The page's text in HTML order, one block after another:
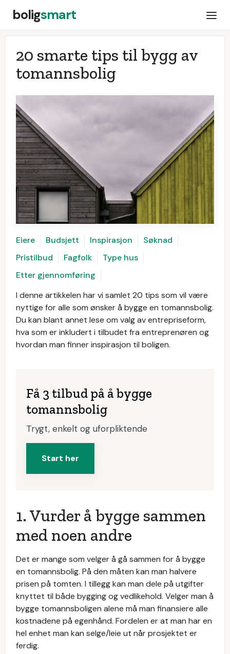
boligsmart
20 smarte tips til bygg av
tomannsbolig
Eiere Budsjett Inspirasjon
Søknad
Pristilbud
Fagfolk
Type hus
Etter gjennomføring
I denne artikkelen har vi samlet 20 tips som vil være
nyttige for alle som ønsker å bygge en tomannsbolig.
Du kan blant annet lese om valg av entrepriseform,
hva som er inkludert i tilbudet fra entreprenøren og
hvordan man finner inspirasjon til boligen.
Få 3 tilbud på å bygge
tomannsbolig
Trygt, enkelt og uforpliktende
Start her
1. Vurder å bygge sammen
med noen andre
Det er mange som velger å gå sammen for å bygge
en tomannsbolig. På den måten kan man halvere
prisen på tomten. I tillegg kan man dele på utgifter
knyttet til både bygging og vedlikehold. Velger man å
bygge tomannsboligen alene må man finansiere alle
kostnadene på egenhånd. Fordelen er at man har en
hel enhet man kan selge/leie ut når prosjektet er
ferdig.